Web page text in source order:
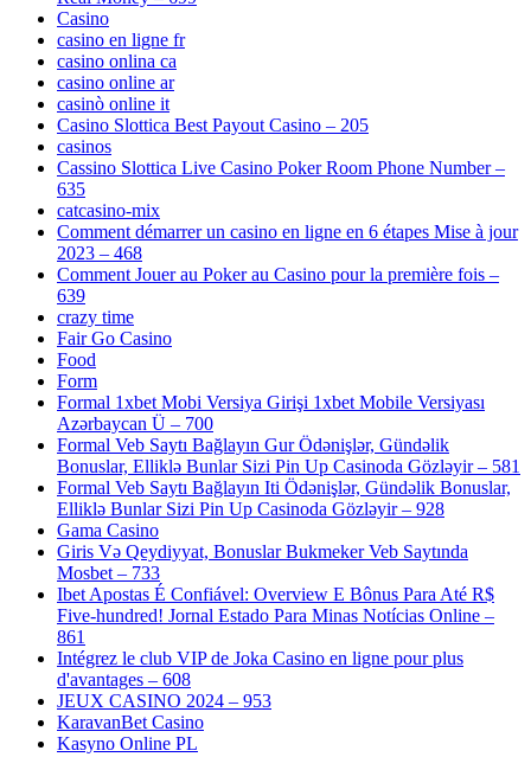
Casino
casino en ligne fr
casino onlina ca
casino online ar
casinò online it
Casino Slottica Best Payout Casino – 205
casinos
Cassino Slottica Live Casino Poker Room Phone Number –
635
catcasino-mix
Comment démarrer un casino en ligne en 6 étapes Mise à jour
2023 – 468
Comment Jouer au Poker au Casino pour la première fois –
639
crazy time
Fair Go Casino
Food
Form
Formal 1xbet Mobi Versiya Girişi 1xbet Mobile Versiyası
Azərbaycan Ü – 700
Formal Veb Saytı Bağlayın️ Gur Ödənişlər, Gündəlik
Bonuslar, Elliklə Bunlar Sizi Pin Up Casinoda Gözləyir – 581
Formal Veb Saytı Bağlayın️ Iti Ödənişlər, Gündəlik Bonuslar,
Elliklə Bunlar Sizi Pin Up Casinoda Gözləyir – 928
Gama Casino
Giris Və Qeydiyyat, Bonuslar Bukmeker Veb Saytında
Mosbet – 733
Ibet Apostas É Confiável: Overview E Bônus Para Até R$
Five-hundred! Jornal Estado Para Minas Notícias Online –
861
Intégrez le club VIP de Joka Casino en ligne pour plus
d'avantages – 608
JEUX CASINO 2024 – 953
KaravanBet Casino
Kasyno Online PL